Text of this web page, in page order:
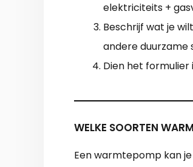
elektriciteits +
Beschrijf wat je
andere duurzame
Dien het
WELKE SOORTEN
Een warmtepomp kan